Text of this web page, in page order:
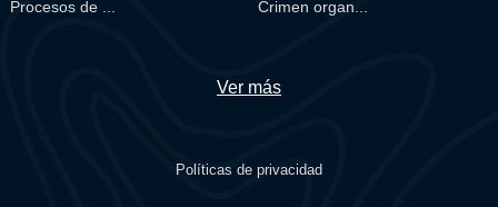
Procesos de ... Crimen organ...
Ver más
Políticas de privacidad